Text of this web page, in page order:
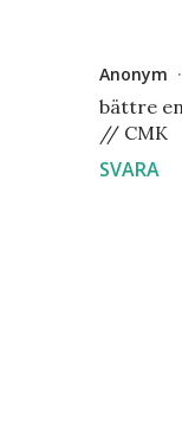
Anonym
bättre
// CMK
SVARA